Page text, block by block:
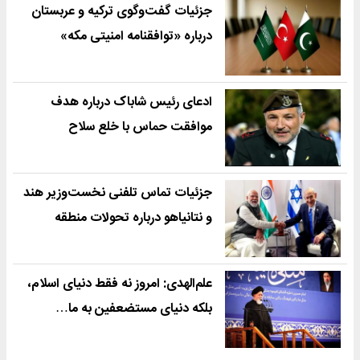
جزئیات گفت‌وگوی ترکیه و عربستان
درباره «توافقنامه امنیتی مکه»
ادعای رئیس شاباک درباره هدف
موافقت حماس با خلع سلاح
جزئیات تماس تلفنی نخست‌وزیر هند
و نتانیاهو درباره تحولات منطقه
علم‌الهدی: امروز نه فقط دنیای اسلام،
بلکه دنیای مستضعفین به ما…